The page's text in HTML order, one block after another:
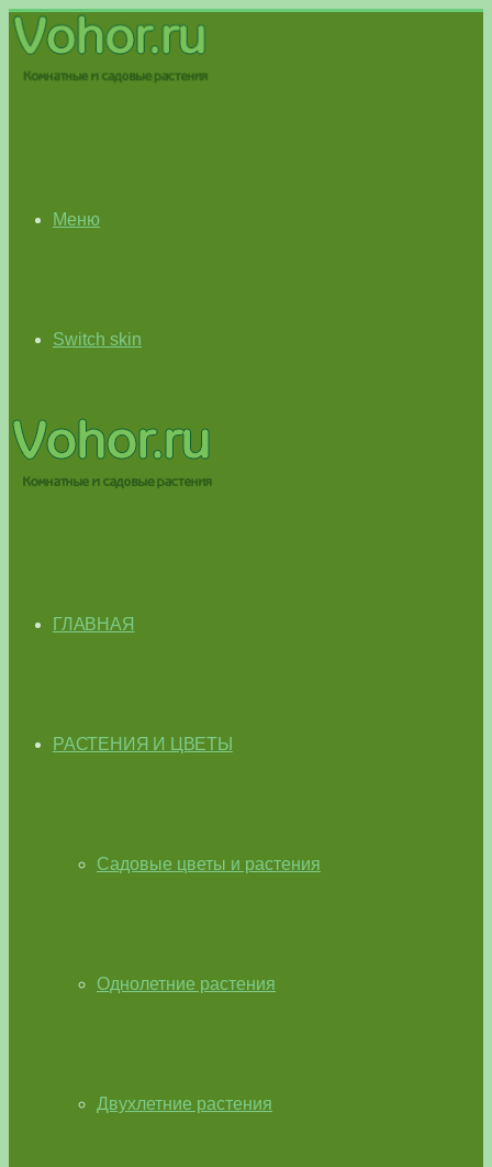
Меню
Switch skin
ГЛАВНАЯ
РАСТЕНИЯ И ЦВЕТЫ
Садовые цветы и растения
Однолетние растения
Двухлетние растения